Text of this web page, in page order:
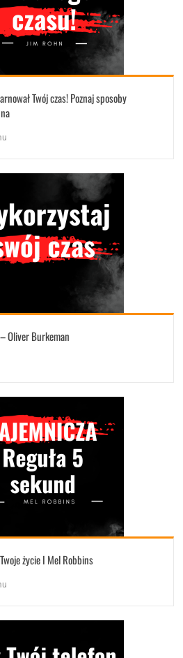
Twój czas! Poznaj sposoby
Oliver Burkeman
życie I Mel Robbins